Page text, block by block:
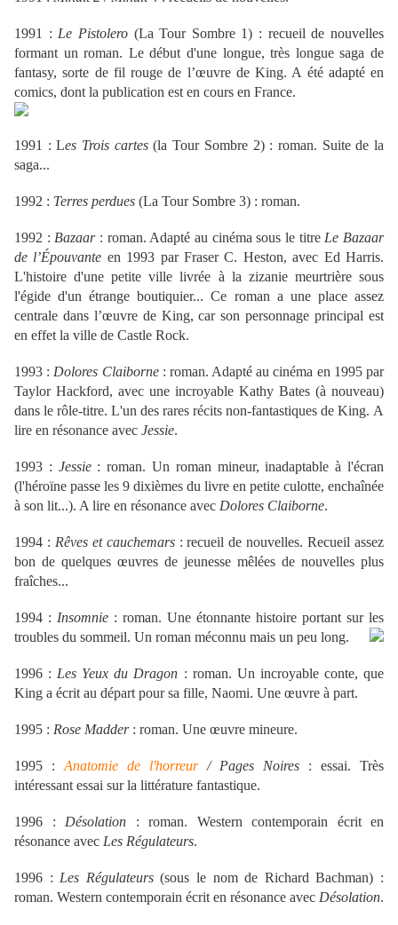
1991 : Le Pistolero(La Tour Sombre 1) : recueil de nouvelles
formant un roman. Le début d'une longue, très longue saga de
fantasy, sorte de fil rouge de l’œuvre de King. A été adapté en
comics, dont la publication est en cours en France.
1991 : Les Trois cartes(la Tour Sombre 2) : roman. Suite de la
saga...
1992 : Terres perdues (La Tour Sombre 3) : roman.
1992 : Bazaar: roman. Adapté au cinéma sous le titre Le Bazaar
de l’Épouvante en 1993 par Fraser C. Heston, avec Ed Harris.
L'histoire d'une petite ville livrée à la zizanie meurtrière sous
l'égide d'un étrange boutiquier... Ce roman a une place assez
centrale dans l’œuvre de King, car son personnage principal est
en effet la ville de Castle Rock.
1993 : Dolores Claiborne: roman. Adapté au cinéma en 1995 par
Taylor Hackford, avec une incroyable Kathy Bates (à nouveau)
dans le rôle-titre. L'un des rares récits non-fantastiques de King. A
lire en résonance avec Jessie.
1993 : Jessie: roman. Un roman mineur, inadaptable à l'écran
(l'héroïne passe les 9 dixièmes du livre en petite culotte, enchaînée
à son lit...). A lire en résonance avec Dolores Claiborne.
1994 : Rêves et cauchemars: recueil de nouvelles. Recueil assez
bon de quelques œuvres de jeunesse mêlées de nouvelles plus
fraîches...
1994 : Insomnie : roman. Une étonnante histoire portant sur les
troubles du sommeil. Un roman méconnu mais un peu long.
1996 : Les Yeux du Dragon : roman. Un incroyable conte, que
King a écrit au départ pour sa fille, Naomi. Une œuvre à part.
1995 : Rose Madder: roman. Une œuvre mineure.
1995 : Anatomie de l'horreur/ Pages Noires : essai. Très
intéressant essai sur la littérature fantastique.
1996 : Désolation : roman. Western contemporain écrit en
résonance avec Les Régulateurs.
1996 : Les Régulateurs(sous le nom de Richard Bachman) :
roman. Western contemporain écrit en résonance avec Désolation.